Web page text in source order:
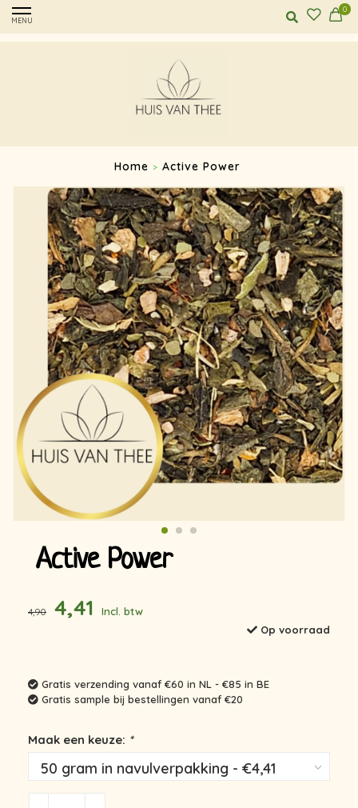
MENU
0
Home > Active Power
Active Power
4,90 4,41
Incl. btw
Op voorraad
Gratis verzending vanaf €60 in NL - €85 in BE
Gratis sample bij bestellingen vanaf €20
Maak een keuze: *